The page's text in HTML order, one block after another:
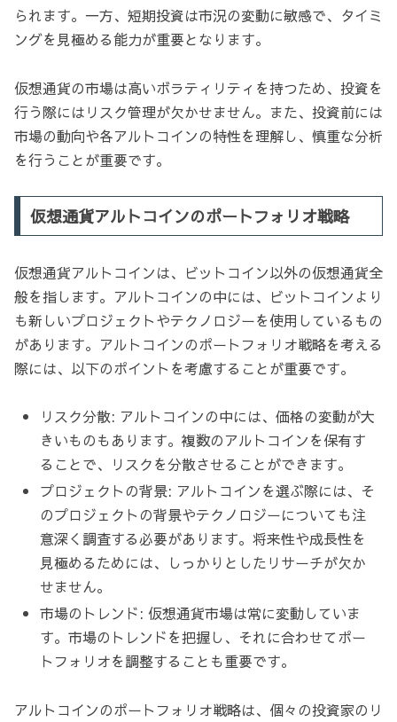
られます。一方、短期投資は市況の変動に敏感で、タイミ
ングを見極める能力が重要となります。
仮想通貨の市場は高いボラティリティを持つため、投資を
行う際にはリスク管理が欠かせません。また、投資前には
市場の動向や各アルトコインの特性を理解し、慎重な分析
を行うことが重要です。
仮想通貨アルトコインのポートフォリオ戦略
仮想通貨アルトコインは、ビットコイン以外の仮想通貨全
般を指します。アルトコインの中には、ビットコインより
も新しいプロジェクトやテクノロジーを使用しているもの
があります。アルトコインのポートフォリオ戦略を考える
際には、以下のポイントを考慮することが重要です。
リスク分散: アルトコインの中には、価格の変動が大
きいものもあります。複数のアルトコインを保有す
ることで、リスクを分散させることができます。
プロジェクトの背景: アルトコインを選ぶ際には、そ
のプロジェクトの背景やテクノロジーについても注
意深く調査する必要があります。将来性や成長性を
見極めるためには、しっかりとしたリサーチが欠か
せません。
市場のトレンド: 仮想通貨市場は常に変動していま
す。市場のトレンドを把握し、それに合わせてポー
トフォリオを調整することも重要です。
アルトコインのポートフォリオ戦略は、個々の投資家のリ